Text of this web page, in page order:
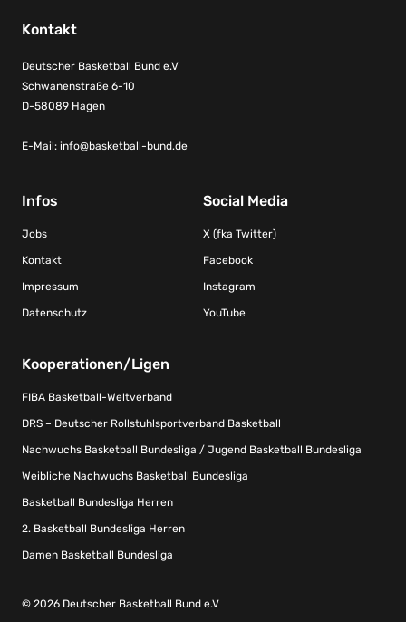
Kontakt
Deutscher Basketball Bund e.V
Schwanenstraße 6-10
D-58089 Hagen
E-Mail: info@basketball-bund.de
Infos
Jobs
Kontakt
Impressum
Datenschutz
Social Media
X (fka Twitter)
Facebook
Instagram
YouTube
Kooperationen/Ligen
FIBA Basketball-Weltverband
DRS – Deutscher Rollstuhlsportverband Basketball
Nachwuchs Basketball Bundesliga / Jugend Basketball Bundesliga
Weibliche Nachwuchs Basketball Bundesliga
Basketball Bundesliga Herren
2. Basketball Bundesliga Herren
Damen Basketball Bundesliga
© 2026 Deutscher Basketball Bund e.V